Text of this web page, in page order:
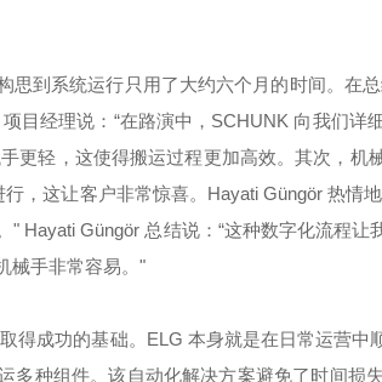
到系统运行只用了大约六个月的时间。在
目经理说：“在路演中，SCHUNK 向我们
更轻，这使得搬运过程更加高效。其次，
，这让客户非常惊喜。Hayati Güngör 热情
" Hayati Güngör 总结说：“这种数字化流程
械手非常容易。"
得成功的基础。ELG 本身就是在日常运营
多种组件。该自动化解决方案避免了时间损